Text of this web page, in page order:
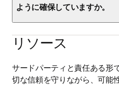
ように確保していますか。
リソース
サードパーティと責任ある形
切な信頼を守りながら、可能